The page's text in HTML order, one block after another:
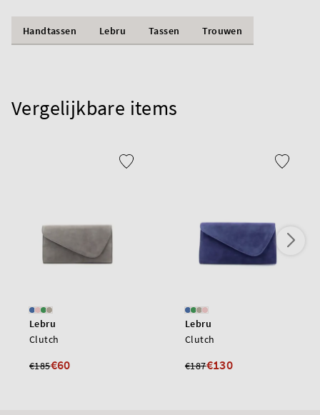
Handtassen Lebru Tassen Trouwen
Vergelijkbare items
Lebru
Clutch
€185€60
Lebru
Clutch
€187€130